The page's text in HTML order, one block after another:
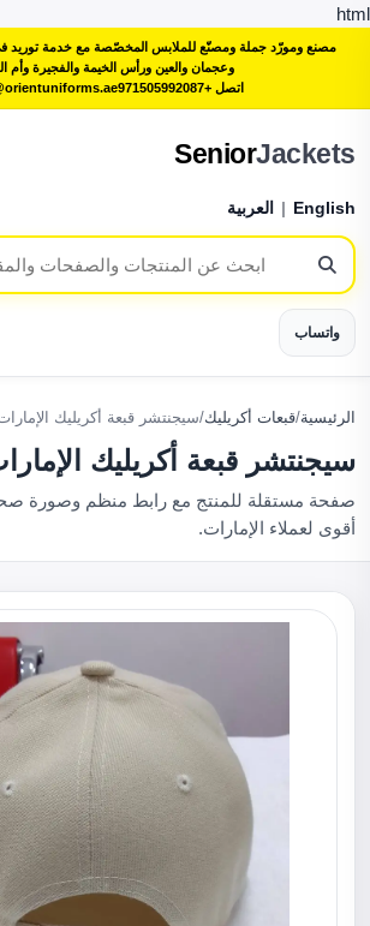
html
مصنع ومورّد جملة ومصنّع للملابس المخصّصة مع خدمة توريد
وعجمان والعين ورأس الخيمة والفجيرة وأم
اتصل +971505992087
SeniorJackets
English
| العربية
واتساب
الرئيسية/قبعات أكريليك/سيجنتشر قبعة أكريليك
سيجنتشر قبعة أكريليك
صفحة مستقلة للمنتج مع رابط منظم وصورة
أقوى لعملاء الإمارات.